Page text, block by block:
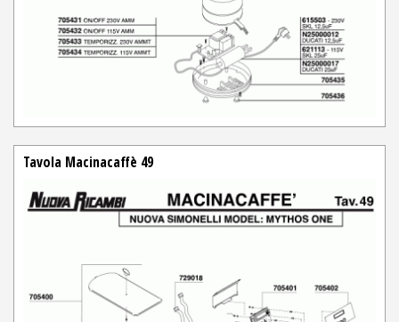
Tavola Macinacaffè 49